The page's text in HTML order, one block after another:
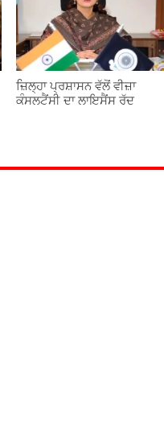
ਜ਼ਿਲ੍ਹਾ ਪ੍ਰਸ਼ਾਸਨ ਵੱਲੋਂ ਵੀਜ਼ਾ
ਕੰਸਲਟੈਂਸੀ ਦਾ ਲਾਇਸੈਂਸ ਰੱਦ